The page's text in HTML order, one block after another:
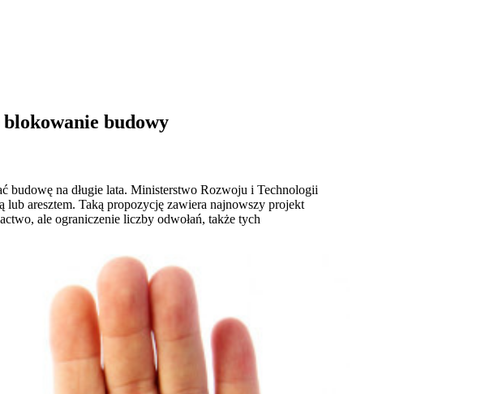
budowy
budowę na długie lata. Ministerstwo Rozwoju i Technologii
aresztem. Taką propozycję zawiera najnowszy projekt
ale ograniczenie liczby odwołań, także tych